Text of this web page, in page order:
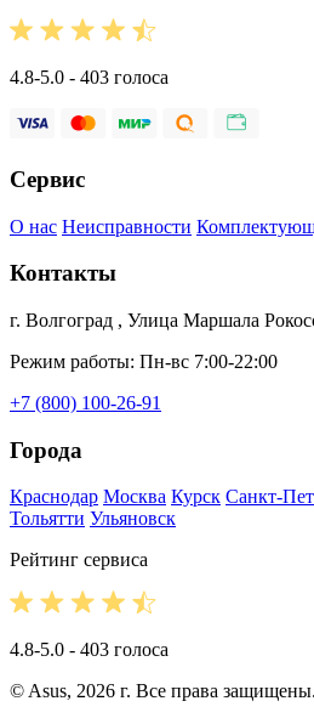
4.8-5.0 - 403 голоса
Сервис
О нас Неисправности
Контакты
г. Волгоград , Улица Маршала
Режим работы: Пн-вс 7:00-22:00
+7 (800) 100-26-91
Города
Краснодар Москва Курск Санкт-
Тольятти Ульяновск
Рейтинг сервиса
4.8-5.0 - 403 голоса
© Asus, 2026 г. Все права защищены.